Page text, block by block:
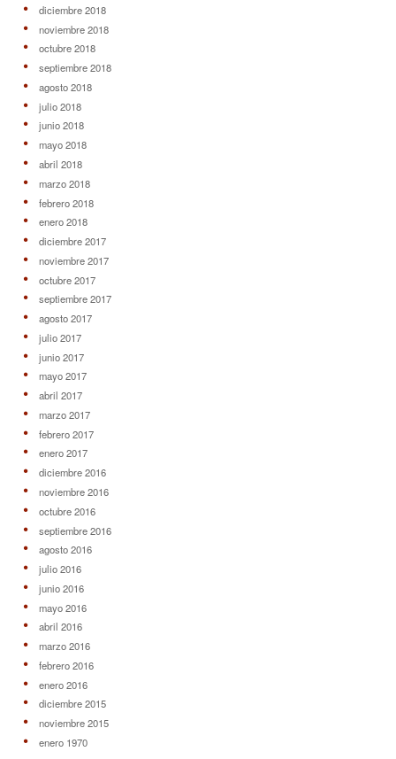
diciembre 2018
noviembre 2018
octubre 2018
septiembre 2018
agosto 2018
julio 2018
junio 2018
mayo 2018
abril 2018
marzo 2018
febrero 2018
enero 2018
diciembre 2017
noviembre 2017
octubre 2017
septiembre 2017
agosto 2017
julio 2017
junio 2017
mayo 2017
abril 2017
marzo 2017
febrero 2017
enero 2017
diciembre 2016
noviembre 2016
octubre 2016
septiembre 2016
agosto 2016
julio 2016
junio 2016
mayo 2016
abril 2016
marzo 2016
febrero 2016
enero 2016
diciembre 2015
noviembre 2015
enero 1970